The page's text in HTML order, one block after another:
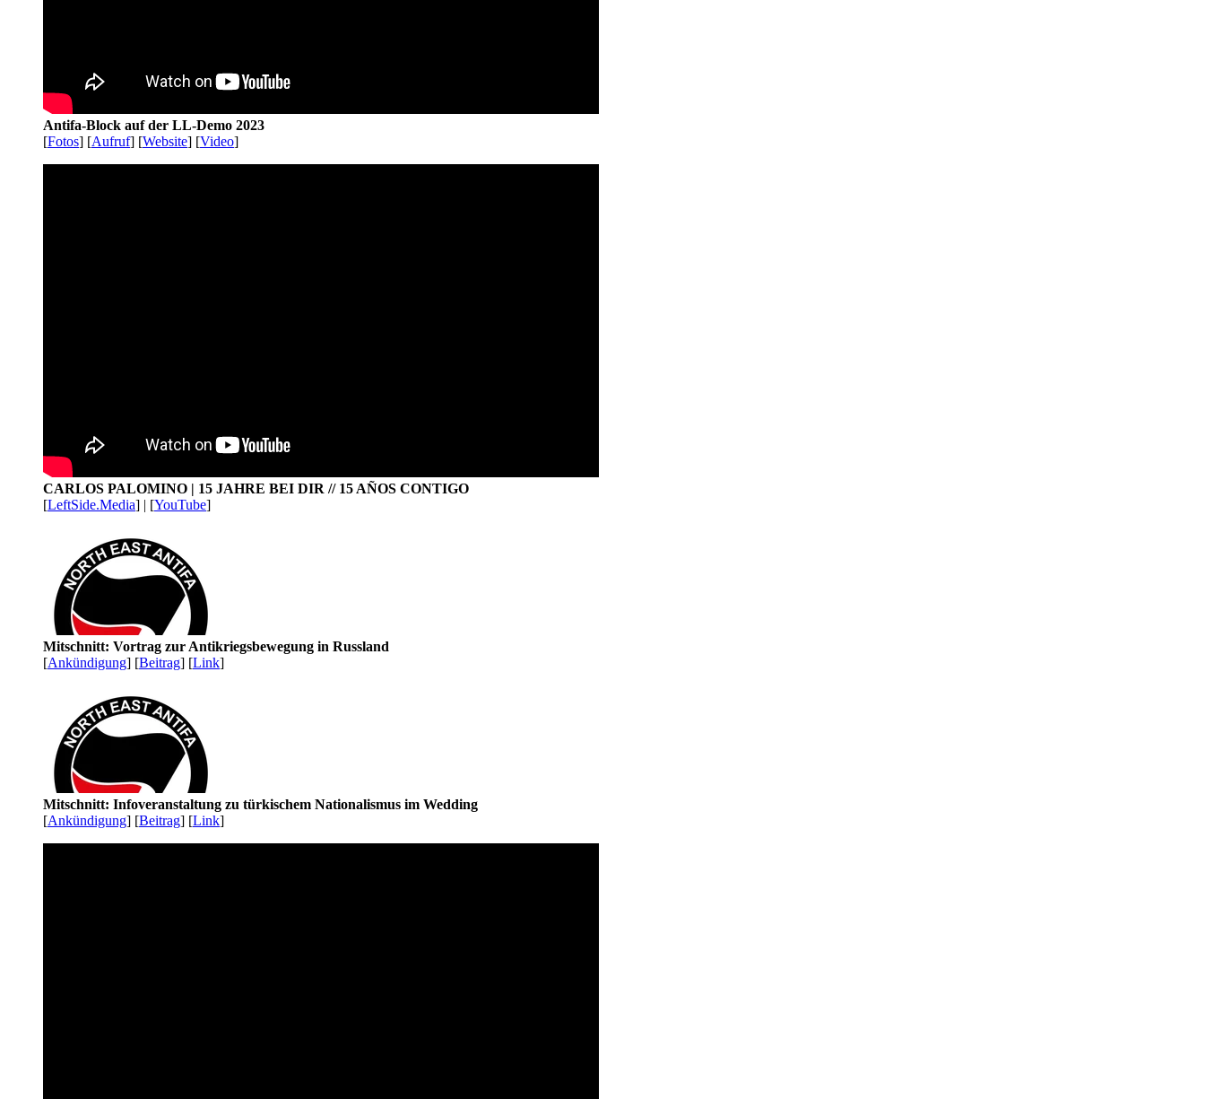
Antifa-Block auf der LL-Demo 2023
[Fotos] [Aufruf] [Website] [Video]
CARLOS PALOMINO | 15 JAHRE BEI DIR // 15 AÑOS CONTIGO
[LeftSide.Media] | [YouTube]
Mitschnitt: Vortrag zur Antikriegsbewegung in Russland
[Ankündigung] [Beitrag] [Link]
Mitschnitt: Infoveranstaltung zu türkischem Nationalismus im Wedding
[Ankündigung] [Beitrag] [Link]